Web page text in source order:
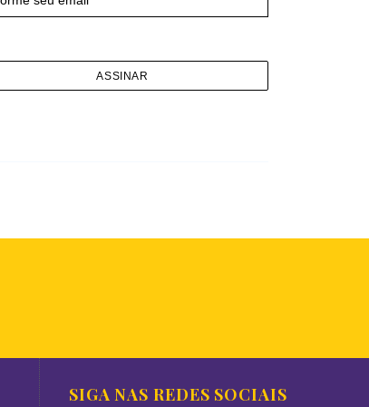
SIGA NAS REDES SOCIAIS